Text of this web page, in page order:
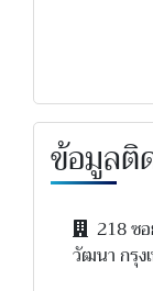
ข้อมูลติ
218 ซ
วัฒนา กรุ